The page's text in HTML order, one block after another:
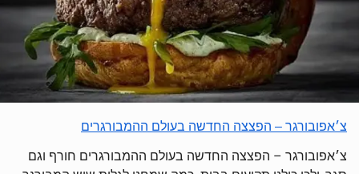
צ׳אפובורגר – הפצצה החדשה בעולם ההמבורגרים
צ׳אפובורגר – הפצצה החדשה בעולם ההמבורגרים חורף וגם